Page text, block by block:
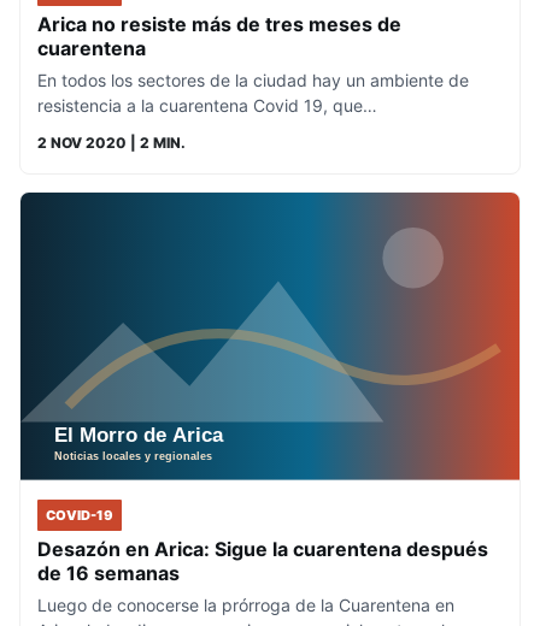
Arica no resiste más de tres meses de
cuarentena
En todos los sectores de la ciudad hay un ambiente de
resistencia a la cuarentena Covid 19, que…
2 NOV 2020 | 2 MIN.
COVID-19
Desazón en Arica: Sigue la cuarentena después
de 16 semanas
Luego de conocerse la prórroga de la Cuarentena en